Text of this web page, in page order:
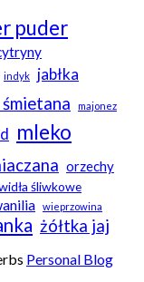
puder
indyk jabłka
majonez
mleko
orzechy
śliwkowe
wieprzowina
żółtka jaj
Personal Blog